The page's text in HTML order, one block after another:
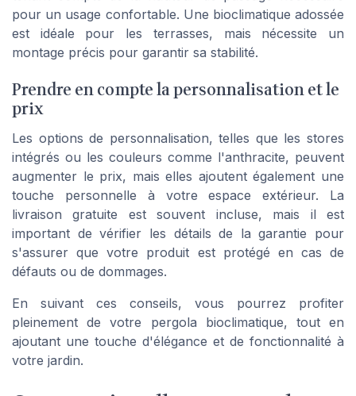
pour un usage confortable. Une bioclimatique adossée
est idéale pour les terrasses, mais nécessite un
montage précis pour garantir sa stabilité.
Prendre en compte la personnalisation et le
prix
Les options de personnalisation, telles que les stores
intégrés ou les couleurs comme l'anthracite, peuvent
augmenter le prix, mais elles ajoutent également une
touche personnelle à votre espace extérieur. La
livraison gratuite est souvent incluse, mais il est
important de vérifier les détails de la garantie pour
s'assurer que votre produit est protégé en cas de
défauts ou de dommages.
En suivant ces conseils, vous pourrez profiter
pleinement de votre pergola bioclimatique, tout en
ajoutant une touche d'élégance et de fonctionnalité à
votre jardin.